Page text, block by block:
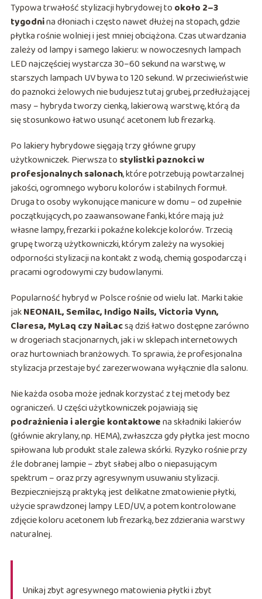
Typowa trwałość stylizacji hybrydowej to około 2–3
tygodnina dłoniach i często nawet dłużej na stopach, gdzie
płytka rośnie wolniej i jest mniej obciążona. Czas utwardzania
zależy od lampy i samego lakieru: w nowoczesnych lampach
LED najczęściej wystarcza 30–60 sekund na warstwę, w
starszych lampach UV bywa to 120 sekund. W przeciwieństwie
do paznokci żelowych nie budujesz tutaj grubej, przedłużającej
masy – hybryda tworzy cienką, lakierową warstwę, którą da
się stosunkowo łatwo usunąć acetonem lub frezarką.
Po lakiery hybrydowe sięgają trzy główne grupy
użytkowniczek. Pierwsza to stylistki paznokci w
profesjonalnych salonach, które potrzebują powtarzalnej
jakości, ogromnego wyboru kolorów i stabilnych formuł.
Druga to osoby wykonujące manicure w domu – od zupełnie
początkujących, po zaawansowane fanki, które mają już
własne lampy, frezarki i pokaźne kolekcje kolorów. Trzecią
grupę tworzą użytkowniczki, którym zależy na wysokiej
odporności stylizacji na kontakt z wodą, chemią gospodarczą i
pracami ogrodowymi czy budowlanymi.
Popularność hybryd w Polsce rośnie od wielu lat. Marki takie
jakNEONAIL, Semilac, Indigo Nails, Victoria Vynn,
Claresa, MyLaq czy NaiLacsą dziś łatwo dostępne zarówno
w drogeriach stacjonarnych, jak i w sklepach internetowych
oraz hurtowniach branżowych. To sprawia, że profesjonalna
stylizacja przestaje być zarezerwowana wyłącznie dla salonu.
Nie każda osoba może jednak korzystać z tej metody bez
ograniczeń. U części użytkowniczek pojawiają się
podrażnienia i alergie kontaktowena składniki lakierów
(głównie akrylany, np. HEMA), zwłaszcza gdy płytka jest mocno
spiłowana lub produkt stale zalewa skórki. Ryzyko rośnie przy
źle dobranej lampie – zbyt słabej albo o niepasującym
spektrum – oraz przy agresywnym usuwaniu stylizacji.
Bezpieczniejszą praktyką jest delikatne zmatowienie płytki,
użycie sprawdzonej lampy LED/UV, a potem kontrolowane
zdjęcie koloru acetonem lub frezarką, bez zdzierania warstwy
naturalnej.
Unikaj zbyt agresywnego matowienia płytki i zbyt